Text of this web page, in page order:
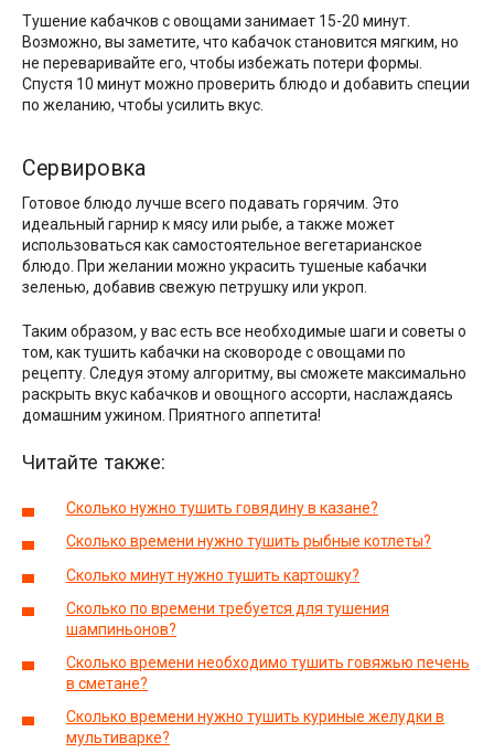
Тушение кабачков с овощами занимает 15-20 минут.
Возможно, вы заметите, что кабачок становится мягким, но
не переваривайте его, чтобы избежать потери формы.
Спустя 10 минут можно проверить блюдо и добавить специи
по желанию, чтобы усилить вкус.
Сервировка
Готовое блюдо лучше всего подавать горячим. Это
идеальный гарнир к мясу или рыбе, а также может
использоваться как самостоятельное вегетарианское
блюдо. При желании можно украсить тушеные кабачки
зеленью, добавив свежую петрушку или укроп.
Таким образом, у вас есть все необходимые шаги и советы о
том, как тушить кабачки на сковороде с овощами по
рецепту. Следуя этому алгоритму, вы сможете максимально
раскрыть вкус кабачков и овощного ассорти, наслаждаясь
домашним ужином. Приятного аппетита!
Читайте также:
Сколько нужно тушить говядину в казане?
Сколько времени нужно тушить рыбные котлеты?
Сколько минут нужно тушить картошку?
Сколько по времени требуется для тушения
шампиньонов?
Сколько времени необходимо тушить говяжью печень
в сметане?
Сколько времени нужно тушить куриные желудки в
мультиварке?